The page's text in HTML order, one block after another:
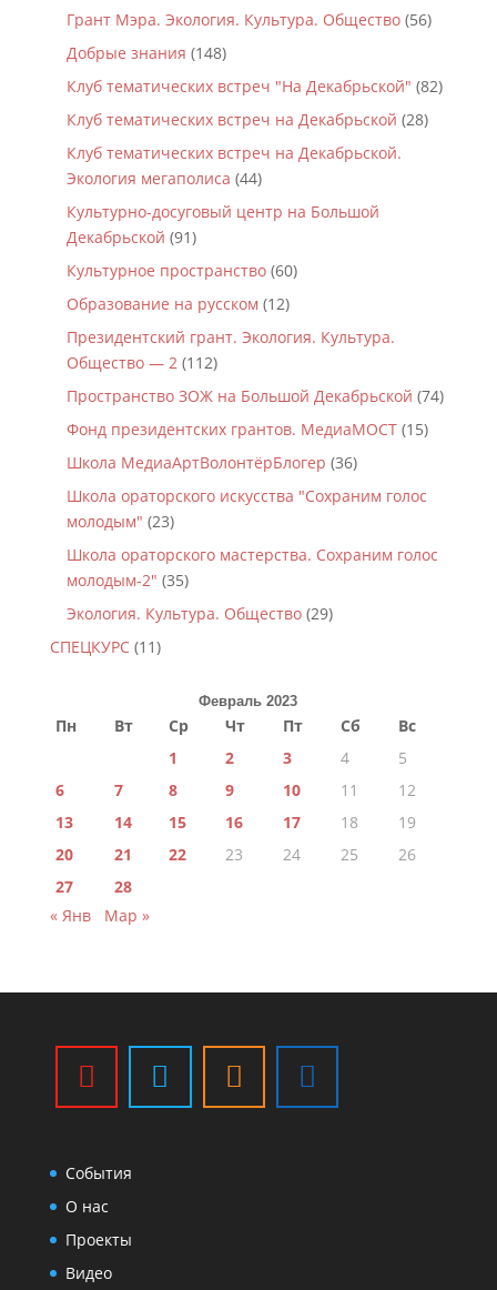
Грант Мэра. Экология. Культура. Общество(56)
Добрые знания (148)
Клуб тематических встреч "На Декабрьской" (82)
Клуб тематических встреч на Декабрьской (28)
Клуб тематических встреч на Декабрьской.
Экология мегаполиса (44)
Культурно-досуговый центр на Большой
Декабрьской (91)
Культурное пространство(60)
Образование на русском (12)
Президентский грант. Экология. Культура.
Общество — 2(112)
Пространство ЗОЖ на Большой Декабрьской (74)
Фонд президентских грантов. МедиаМОСТ(15)
Школа МедиаАртВолонтёрБлогер (36)
Школа ораторского искусства "Сохраним голос
молодым" (23)
Школа ораторского мастерства. Сохраним голос
молодым-2" (35)
Экология. Культура. Общество(29)
СПЕЦКУРС(11)
Февраль 2023
Пн Вт Ср Чт Пт Сб
Вс
1
2 3 4
5
6
7 8 9 10 11
12
13
14 15 16 17 18
19
20
21 22 23 24 25
26
27
28
« Янв
Мар »
События
О нас
Проекты
Видео